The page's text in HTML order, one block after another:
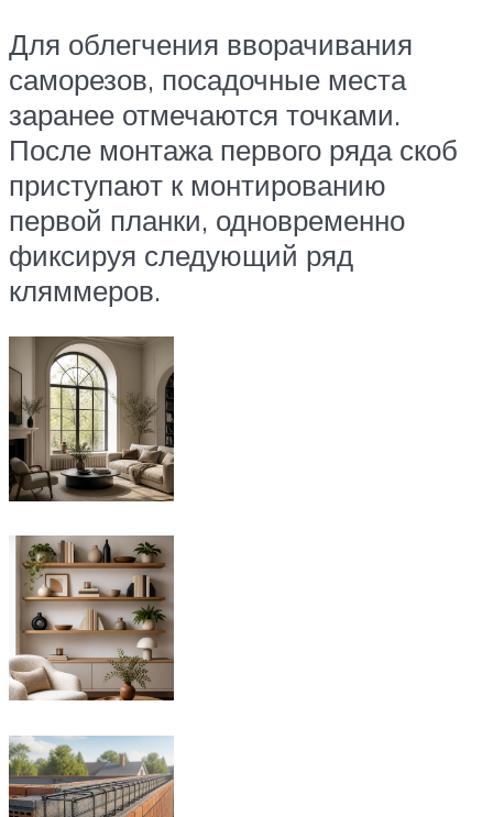
Для облегчения вворачивания
саморезов, посадочные места
заранее отмечаются точками.
После монтажа первого ряда скоб
приступают к монтированию
первой планки, одновременно
фиксируя следующий ряд
кляммеров.